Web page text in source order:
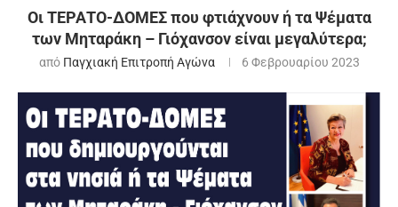
Οι ΤΕΡΑΤΟ-ΔΟΜΕΣ που φτιάχνουν ή τα Ψέματα
των Μηταράκη – Γιόχανσον είναι μεγαλύτερα;
από Παγχιακή Επιτροπή Αγώνα 6 Φεβρουαρίου 2023